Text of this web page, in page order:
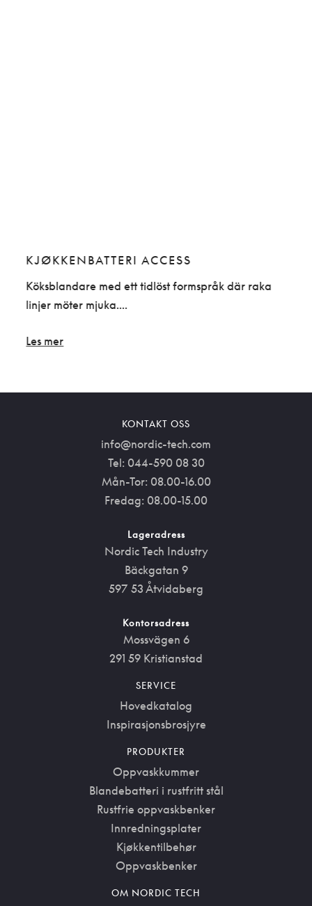
KJØKKENBATTERI ACCESS
Köksblandare med ett tidlöst formspråk där raka
linjer möter mjuka....
Les mer
KONTAKT OSS
info@nordic-tech.com
Tel: 044-590 08 30
Mån-Tor: 08.00-16.00
Fredag: 08.00-15.00
Lageradress
Nordic Tech Industry
Bäckgatan 9
597 53 Åtvidaberg
Kontorsadress
Mossvägen 6
291 59 Kristianstad
SERVICE
Hovedkatalog
Inspirasjonsbrosjyre
PRODUKTER
Oppvaskkummer
Blandebatteri i rustfritt stål
Rustfrie oppvaskbenker
Innredningsplater
Kjøkkentilbehør
Oppvaskbenker
OM NORDIC TECH